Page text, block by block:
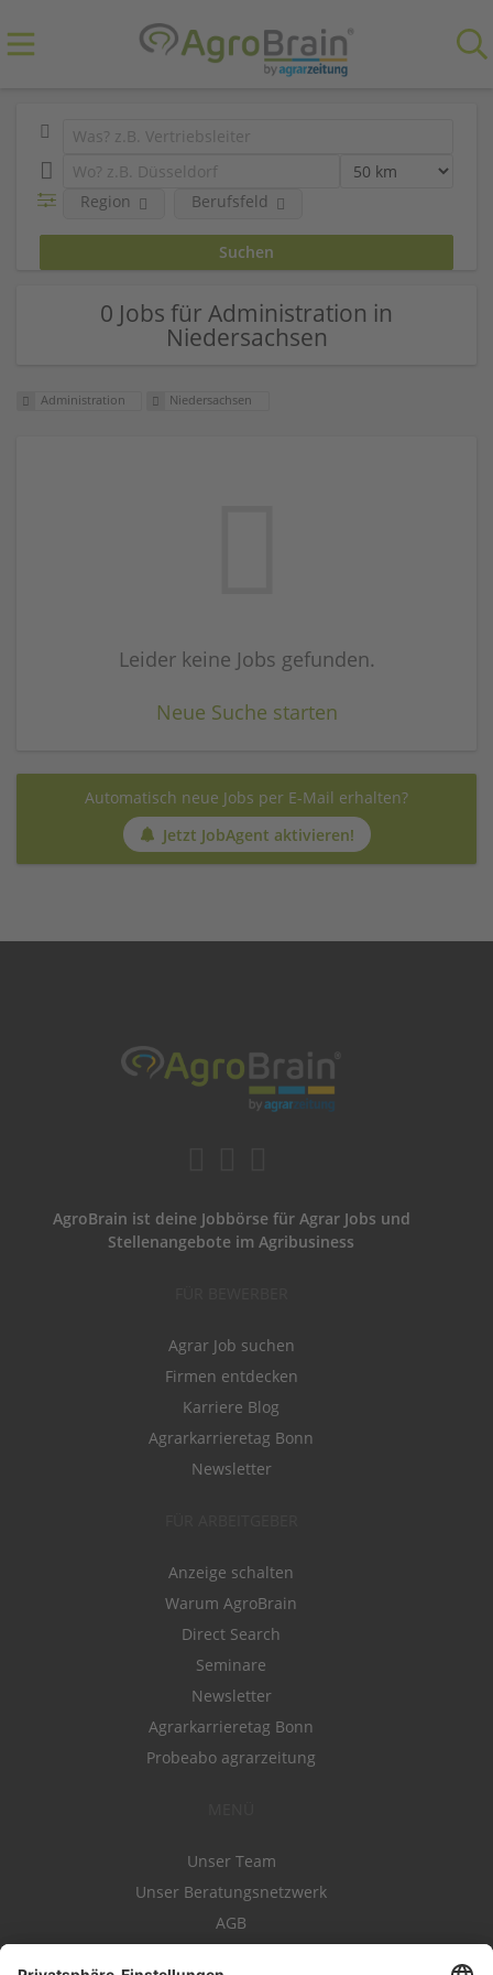
Region Berufsfeld
0 Jobs für Administration in
Niedersachsen
Administration Niedersachsen
Leider keine Jobs gefunden.
Neue Suche starten
Automatisch neue Jobs per E-Mail erhalten?
Jetzt JobAgent aktivieren!
AgroBrain ist deine Jobbörse für Agrar Jobs und
Stellenangebote im Agribusiness
Agrar Job suchen
Firmen entdecken
Karriere Blog
Agrarkarrieretag Bonn
Newsletter
Anzeige schalten
Warum AgroBrain
Direct Search
Seminare
Newsletter
Agrarkarrieretag Bonn
Probeabo agrarzeitung
Unser Team
Unser Beratungsnetzwerk
AGB